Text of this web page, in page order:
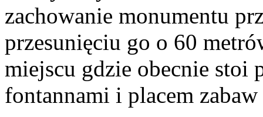
zachowanie monumentu
przesunięciu go o 60
miejscu gdzie obecnie stoi
fontannami i placem